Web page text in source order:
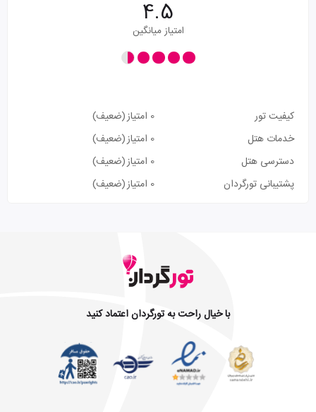
4.5
امتیاز میانگین
کیفیت تور 0 امتیاز
(ضعیف)
خدمات هتل
0 امتیاز
(ضعیف)
دسترسی هتل
0 امتیاز
(ضعیف)
پشتیبانی تورگردان
0 امتیاز (ضعیف)
با خیال راحت به تورگردان اعتماد کنید